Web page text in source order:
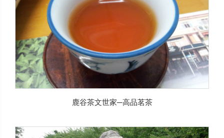
鹿谷茶文世家─高品茗茶